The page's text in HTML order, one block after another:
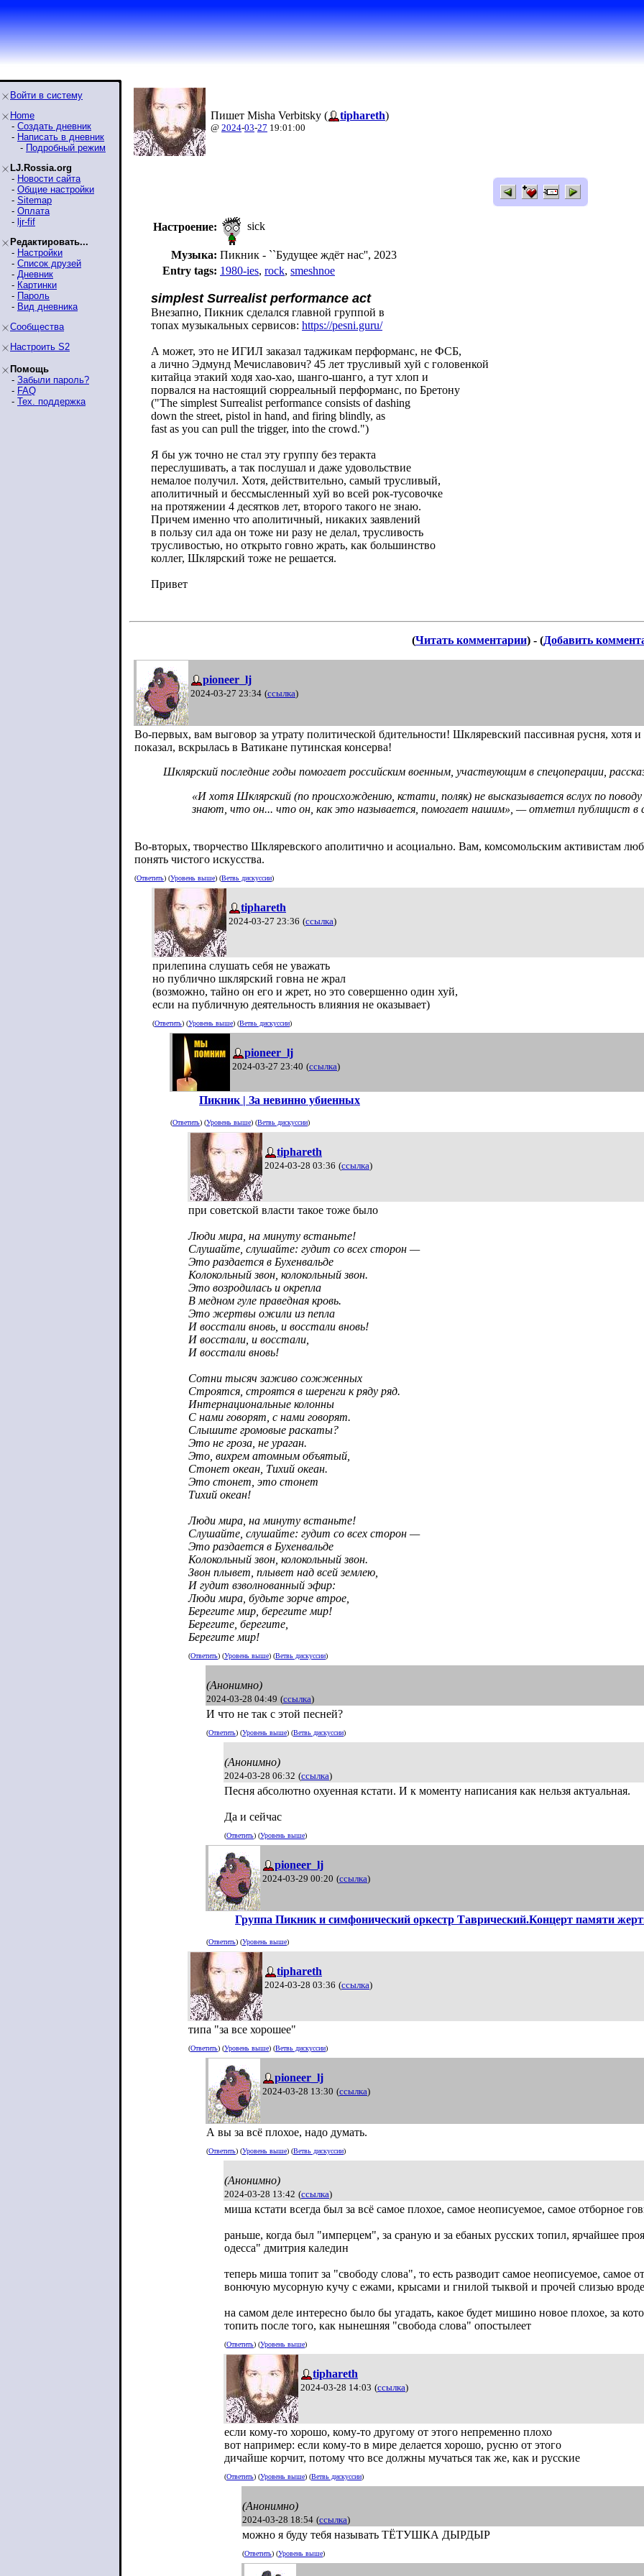
Войти в систему
Home
- Создать дневник
- Написать в дневник
- Подробный режим
LJ.Rossia.org
- Новости сайта
- Общие настройки
- Sitemap
- Оплата
- ljr-fif
Редактировать...
- Настройки
- Список друзей
- Дневник
- Картинки
- Пароль
- Вид дневника
Сообщества
Настроить S2
Помощь
- Забыли пароль?
- FAQ
- Тех. поддержка
Пишет Misha Verbitsky ( tiphareth)
@ 2024-03-27 19:01:00
Настроение: sick
Музыка: Пикник - ``Будущее ждёт нас'', 2023
Entry tags: 1980-ies, rock, smeshnoe
simplest Surrealist performance act
Внезапно, Пикник сделался главной группой в
топах музыкальных сервисов: https://pesni.guru/
А может, это не ИГИЛ заказал таджикам перформанс, не ФСБ,
а лично Эдмунд Мечиславович? 45 лет трусливый хуй с головенкой
китайца этакий ходя хао-хао, шанго-шанго, а тут хлоп и
порвался на настоящий сюрреальный перформанс, по Бретону
("The simplest Surrealist performance consists of dashing
down the street, pistol in hand, and firing blindly, as
fast as you can pull the trigger, into the crowd.")
Я бы уж точно не стал эту группу без теракта
переслушивать, а так послушал и даже удовольствие
немалое получил. Хотя, действительно, самый трусливый,
аполитичный и бессмысленный хуй во всей рок-тусовочке
на протяжении 4 десятков лет, второго такого не знаю.
Причем именно что аполитичный, никаких заявлений
в пользу сил ада он тоже ни разу не делал, трусливость
трусливостью, но открыто говно жрать, как большинство
коллег, Шклярский тоже не решается.
Привет
(Читать комментарии) - (Добавить
pioneer_lj
2024-03-27 23:34 (ссылка)
Во-первых, вам выговор за утрату политической бдительности! Шкляревский пассивная русня, хотя
показал, вскрылась в Ватикане путинская консерва!
Шклярский последние годы помогает российским военным, участвующим в спецоперации,
«И хотя Шклярский (по происхождению, кстати, поляк) не высказывается вслух по
знают, что он... что он, как это называется, помогает нашим», — отметил публицист в
Во-вторых, творчество Шкляревского аполитично и асоциально. Вам, комсомольским активистам
понять чистого искусства.
(Ответить) (Уровень выше) (Ветвь дискуссии)
tiphareth
2024-03-27 23:36 (ссылка)
прилепина слушать себя не уважать
но публично шклярский говна не жрал
(возможно, тайно он его и жрет, но это совершенно один хуй,
если на публичную деятельность влияния не оказывает)
(Ответить) (Уровень выше) (Ветвь дискуссии)
pioneer_lj
2024-03-27 23:40 (ссылка)
Пикник | За невинно убиенных
(Ответить) (Уровень выше) (Ветвь дискуссии)
tiphareth
2024-03-28 03:36 (ссылка)
при советской власти такое тоже было
Люди мира, на минуту встаньте!
Слушайте, слушайте: гудит со всех сторон —
Это раздается в Бухенвальде
Колокольный звон, колокольный звон.
Это возродилась и окрепла
В медном гуле праведная кровь.
Это жертвы ожили из пепла
И восстали вновь, и восстали вновь!
И восстали, и восстали,
И восстали вновь!
Сотни тысяч заживо сожженных
Строятся, строятся в шеренги к ряду ряд.
Интернациональные колонны
С нами говорят, с нами говорят.
Слышите громовые раскаты?
Это не гроза, не ураган.
Это, вихрем атомным объятый,
Стонет океан, Тихий океан.
Это стонет, это стонет
Тихий океан!
Люди мира, на минуту встаньте!
Слушайте, слушайте: гудит со всех сторон —
Это раздается в Бухенвальде
Колокольный звон, колокольный звон.
Звон плывет, плывет над всей землею,
И гудит взволнованный эфир:
Люди мира, будьте зорче втрое,
Берегите мир, берегите мир!
Берегите, берегите,
Берегите мир!
(Ответить) (Уровень выше) (Ветвь дискуссии)
(Анонимно)
2024-03-28 04:49 (ссылка)
И что не так с этой песней?
(Ответить) (Уровень выше) (Ветвь дискуссии)
(Анонимно)
2024-03-28 06:32 (ссылка)
Песня абсолютно охуенная кстати. И к моменту написания как нельзя актуальная.
Да и сейчас
(Ответить) (Уровень выше)
pioneer_lj
2024-03-29 00:20 (ссылка)
Группа Пикник и симфонический оркестр Таврический.Концерт памяти
(Ответить) (Уровень выше)
tiphareth
2024-03-28 03:36 (ссылка)
типа "за все хорошее"
(Ответить) (Уровень выше) (Ветвь дискуссии)
pioneer_lj
2024-03-28 13:30 (ссылка)
А вы за всё плохое, надо думать.
(Ответить) (Уровень выше) (Ветвь дискуссии)
(Анонимно)
2024-03-28 13:42 (ссылка)
миша кстати всегда был за всё самое плохое, самое неописуемое, самое отборное
раньше, когда был "имперцем", за сраную и за ебаных русских топил, ярчайшее
одесса" дмитрия каледин
теперь миша топит за "свободу слова", то есть разводит самое неописуемое, самое
вонючую мусорную кучу с ежами, крысами и гнилой тыквой и прочей слизью
на самом деле интересно было бы угадать, какое будет мишино новое плохое, за
топить после того, как нынешняя "свобода слова" опостылеет
(Ответить) (Уровень выше)
tiphareth
2024-03-28 14:03 (ссылка)
если кому-то хорошо, кому-то другому от этого непременно плохо
вот например: если кому-то в мире делается хорошо, русню от этого
дичайше корчит, потому что все должны мучаться так же, как и русские
(Ответить) (Уровень выше) (Ветвь дискуссии)
(Анонимно)
2024-03-28 18:54 (ссылка)
можно я буду тебя называть ТЁТУШКА ДЫРДЫР
(Ответить) (Уровень выше)